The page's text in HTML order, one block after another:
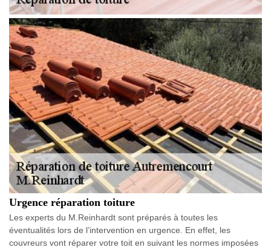
Urgence réparation toiture
Les experts du M.Reinhardt sont préparés à toutes les
éventualités lors de l’intervention en urgence. En effet, les
couvreurs vont réparer votre toit en suivant les normes imposées